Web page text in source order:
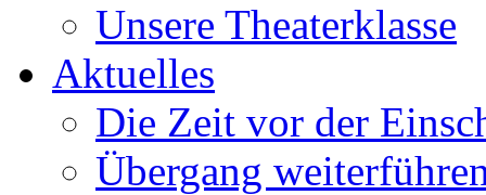
Unsere Theaterklasse
Aktuelles
Die Zeit vor der
Übergang